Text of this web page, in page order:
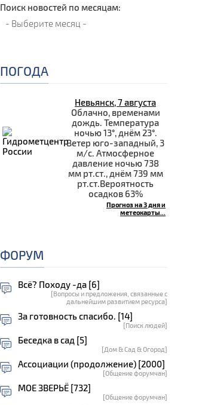
Поиск новостей по месяцам:
ПОГОДА
Невьянск, 7 августа
Облачно, временами
дождь. Температура
ночью 13°, днём 23°.
Ветер юго-западный, 3
м/с. Атмосферное
давление ночью 738
мм рт.ст., днём 739 мм
рт.ст.Вероятность
осадков 63%
Прогноз на 3 дня и
метеокарты...
ФОРУМ
Всё? Походу -да [6]
[Вопросы и предложения, связанные с
дальнейшим развитием ресурса]
За готовность спасибо. [14]
[Поиск людей]
Беседка в сад [5]
[Дом & Сад & Огород]
Ассоциации (продолжение) [2000]
[Общение форумчан]
МОЕ ЗВЕРЬЁ [732]
[Общение форумчан]